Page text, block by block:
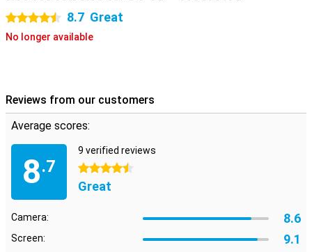
4.5 stars 8.7 Great
No longer available
Reviews from our customers
Average scores:
8.7
9 verified reviews
4.5 stars
Great
Camera: 8.6
Screen: 9.1